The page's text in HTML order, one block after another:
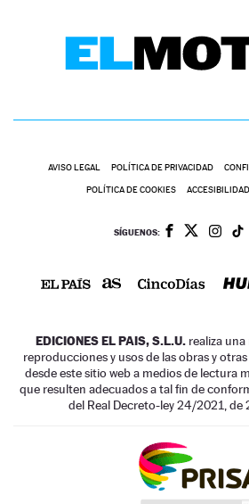
AVISO LEGAL POLÍTICA DE PRIVACIDAD
POLÍTICA DE COOKIES ACCESIBILIDAD
SÍGUENOS:
EDICIONES EL PAIS, S.L.U. realiza una
reproducciones y usos de las obras y
desde este sitio web a medios de lectura
que resulten adecuados a tal fin de
del Real Decreto-ley 24/2021, de